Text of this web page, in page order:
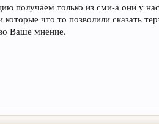
получаем только из сми-а они у
что то позволили сказать
Ваше мнение.